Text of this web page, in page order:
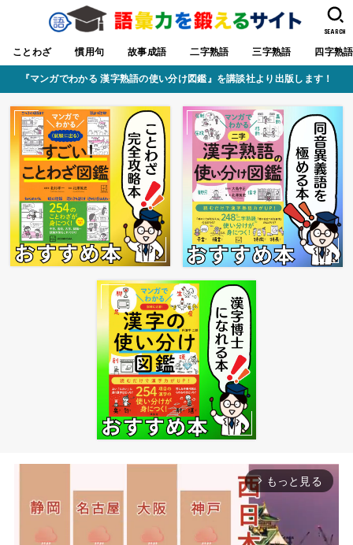
ことわざ 慣用句 故事成語 二字熟語 三字熟語 四字熟語
SEARCH
『マンガでわかる 漢字熟語の使い分け図鑑』を講談社より出版します！
arrow_forward_ios もっと見る